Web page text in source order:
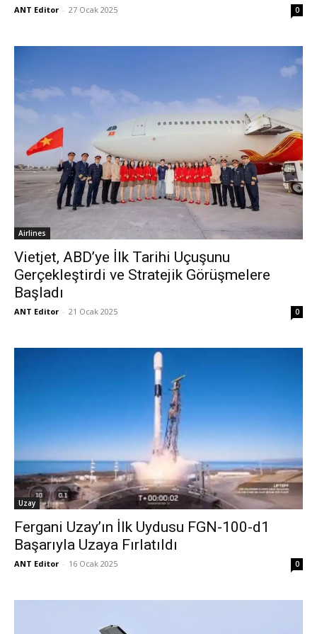
ANT Editor - 27 Ocak 2025 0
Airlines
Vietjet, ABD’ye İlk Tarihi Uçuşunu
Gerçekleştirdi ve Stratejik Görüşmelere
Başladı
ANT Editor - 21 Ocak 2025 0
Uzay
Fergani Uzay’ın İlk Uydusu FGN-100-d1
Başarıyla Uzaya Fırlatıldı
ANT Editor - 16 Ocak 2025 0